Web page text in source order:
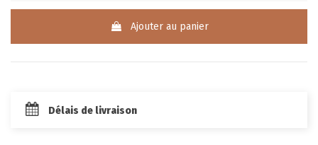
Ajouter au panier
Délais de livraison